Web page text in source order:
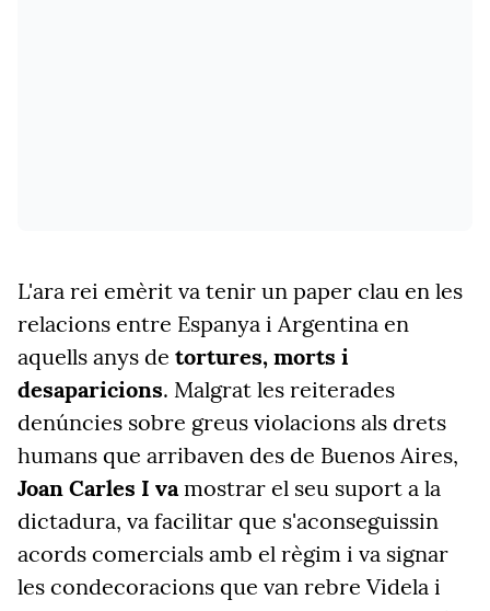
L'ara rei emèrit va tenir un paper clau en les
relacions entre Espanya i Argentina en
aquells anys de tortures, morts i
desaparicions. Malgrat les reiterades
denúncies sobre greus violacions als drets
humans que arribaven des de Buenos Aires,
Joan Carles I vamostrar el seu suport a la
dictadura, va facilitar que s'aconseguissin
acords comercials amb el règim i va signar
les condecoracions que van rebre Videla i